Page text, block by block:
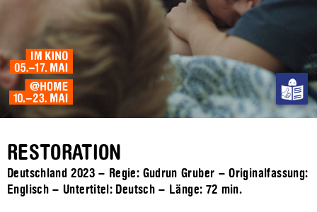
RESTORATION
Deutschland 2023 – Regie: Gudrun Gruber – Originalfassung:
Englisch – Untertitel: Deutsch – Länge: 72 min.